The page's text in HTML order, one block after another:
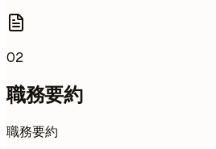
02
職務要約
職務要約